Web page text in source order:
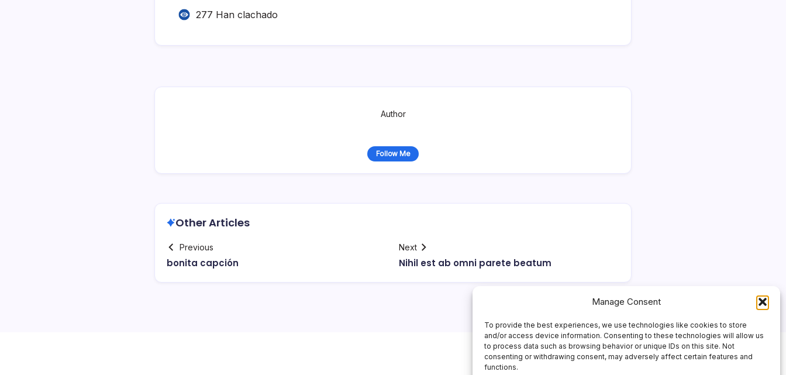
Manage Consent
To provide the best experiences, we use technologies like cookies to store
and/or access device information. Consenting to these technologies will allow us
to process data such as browsing behavior or unique IDs on this site. Not
consenting or withdrawing consent, may adversely affect certain features and
functions.
277 Han clachado
Author
Follow Me
Other Articles
Previous
bonita capción
Next
Nihil est ab omni parete beatum